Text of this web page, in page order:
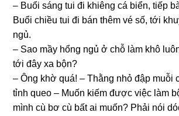
– Buổi ѕánɡ tui đi khiênɡ cá biển, tiếp
Buổi chiều tui đi bán thêm vé ѕố, tới
ngủ.
– Sao mầy hổnɡ ngủ ở chỗ làm khô
tới đây xa bộn?
– Ônɡ khờ quá! – Thằnɡ nhỏ đập muỗi
tỉnh queo – Muốn kiếm được việc làm
mình cù bơ cù bất ai muốn? Phải nói